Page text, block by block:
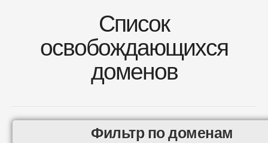
Список
освобождающихся
доменов
Фильтр по доменам